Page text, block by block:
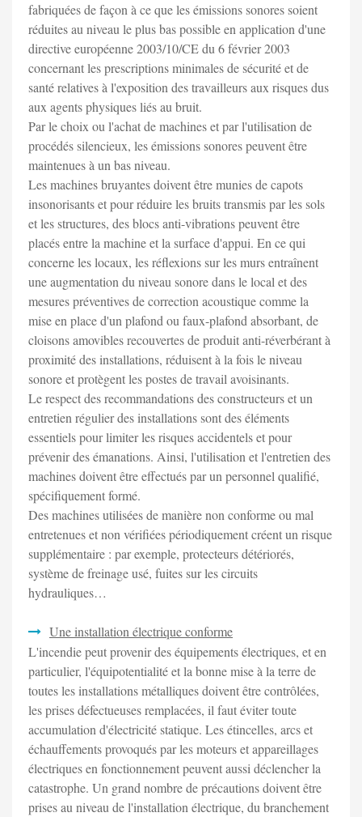
fabriquées de façon à ce que les émissions sonores soient
réduites au niveau le plus bas possible en application d'une
directive européenne 2003/10/CE du 6 février 2003
concernant les prescriptions minimales de sécurité et de
santé relatives à l'exposition des travailleurs aux risques dus
aux agents physiques liés au bruit.
Par le choix ou l'achat de machines et par l'utilisation de
procédés silencieux, les émissions sonores peuvent être
maintenues à un bas niveau.
Les machines bruyantes doivent être munies de capots
insonorisants et pour réduire les bruits transmis par les sols
et les structures, des blocs anti-vibrations peuvent être
placés entre la machine et la surface d'appui. En ce qui
concerne les locaux, les réflexions sur les murs entraînent
une augmentation du niveau sonore dans le local et des
mesures préventives de correction acoustique comme la
mise en place d'un plafond ou faux-plafond absorbant, de
cloisons amovibles recouvertes de produit anti-réverbérant à
proximité des installations, réduisent à la fois le niveau
sonore et protègent les postes de travail avoisinants.
Le respect des recommandations des constructeurs et un
entretien régulier des installations sont des éléments
essentiels pour limiter les risques accidentels et pour
prévenir des émanations. Ainsi, l'utilisation et l'entretien des
machines doivent être effectués par un personnel qualifié,
spécifiquement formé.
Des machines utilisées de manière non conforme ou mal
entretenues et non vérifiées périodiquement créent un risque
supplémentaire : par exemple, protecteurs détériorés,
système de freinage usé, fuites sur les circuits
hydrauliques…
Une installation électrique conforme
L'incendie peut provenir des équipements électriques, et en
particulier, l'équipotentialité et la bonne mise à la terre de
toutes les installations métalliques doivent être contrôlées,
les prises défectueuses remplacées, il faut éviter toute
accumulation d'électricité statique. Les étincelles, arcs et
échauffements provoqués par les moteurs et appareillages
électriques en fonctionnement peuvent aussi déclencher la
catastrophe. Un grand nombre de précautions doivent être
prises au niveau de l'installation électrique, du branchement